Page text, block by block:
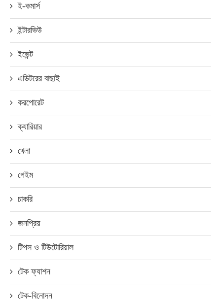
ই-কমার্স
ইন্টারভিউ
ইভেন্ট
এডিটরের বাছাই
করপোরেট
ক্যারিয়ার
খেলা
গেইম
চাকরি
জনপ্রিয়
টিপস ও টিউটোরিয়াল
টেক ফ্যাশন
টেক-বিনোদন